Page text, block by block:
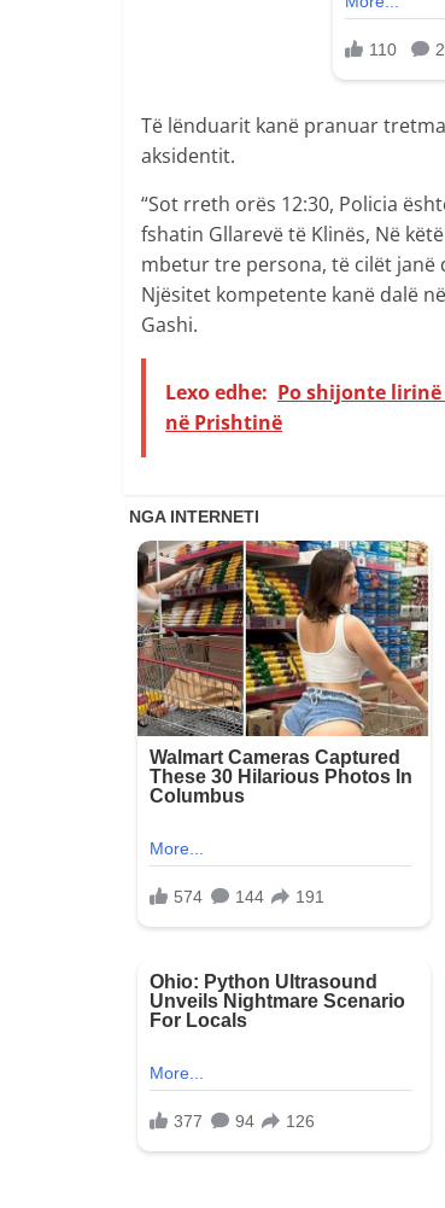
Të lënduarit kanë pranuar
aksidentit.
“Sot rreth orës 12:30, Policia
fshatin Gllarevë të Klinës, Në
mbetur tre persona, të cilët janë
Njësitet kompetente kanë dalë
Gashi.
Lexo edhe: Po shijonte
në Prishtinë